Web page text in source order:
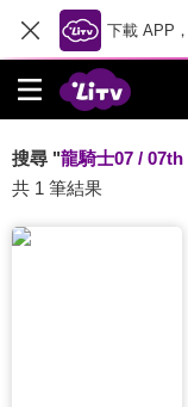
下載 APP
搜尋 "龍騎士07 /
共 1 筆結果